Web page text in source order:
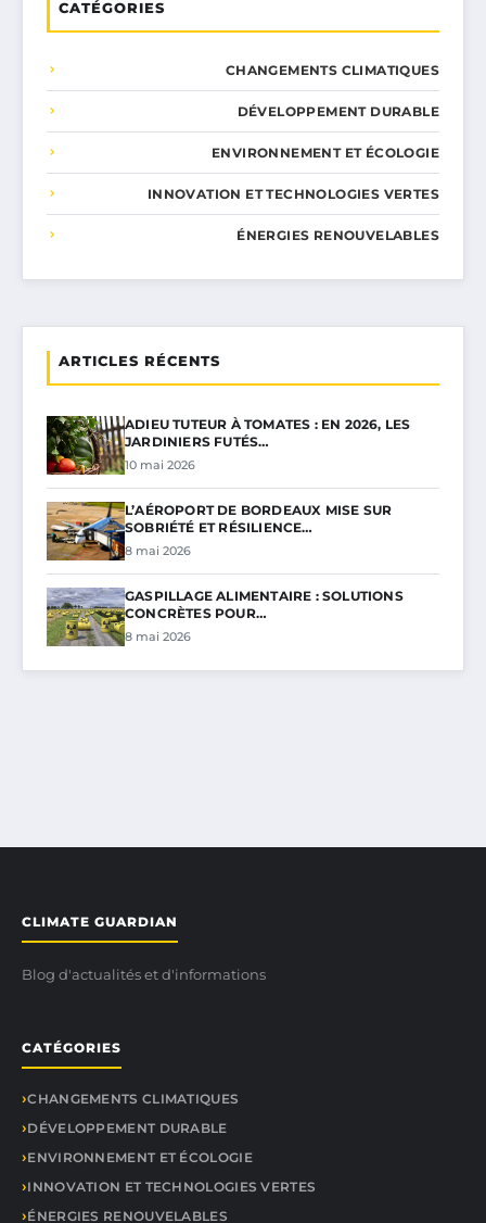
CATÉGORIES
CHANGEMENTS CLIMATIQUES
DÉVELOPPEMENT DURABLE
ENVIRONNEMENT ET ÉCOLOGIE
INNOVATION ET TECHNOLOGIES VERTES
ÉNERGIES RENOUVELABLES
ARTICLES RÉCENTS
ADIEU TUTEUR À TOMATES : EN 2026, LES
JARDINIERS FUTÉS…
10 mai 2026
L’AÉROPORT DE BORDEAUX MISE SUR
SOBRIÉTÉ ET RÉSILIENCE…
8 mai 2026
GASPILLAGE ALIMENTAIRE : SOLUTIONS
CONCRÈTES POUR…
8 mai 2026
CLIMATE GUARDIAN
Blog d'actualités et d'informations
CATÉGORIES
CHANGEMENTS CLIMATIQUES
DÉVELOPPEMENT DURABLE
ENVIRONNEMENT ET ÉCOLOGIE
INNOVATION ET TECHNOLOGIES VERTES
ÉNERGIES RENOUVELABLES